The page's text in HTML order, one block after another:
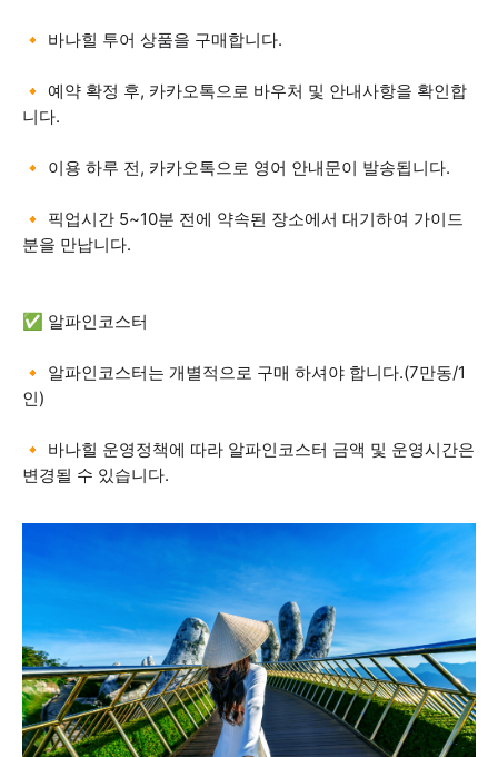
🔸 바나힐 투어 상품을 구매합니다.
🔸 예약 확정 후, 카카오톡으로 바우처 및 안내사항을 확인합
니다.
🔸 이용 하루 전, 카카오톡으로 영어 안내문이 발송됩니다.
🔸 픽업시간 5~10분 전에 약속된 장소에서 대기하여 가이드
분을 만납니다.
✅ 알파인코스터
🔸 알파인코스터는 개별적으로 구매 하셔야 합니다.(7만동/1
인)
🔸 바나힐 운영정책에 따라 알파인코스터 금액 및 운영시간은
변경될 수 있습니다.